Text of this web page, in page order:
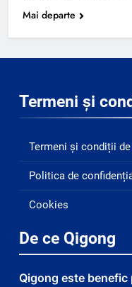
Mai departe
Termeni și
Termeni și condiții
Politica de
Cookies
De ce Qigong
Qigong este